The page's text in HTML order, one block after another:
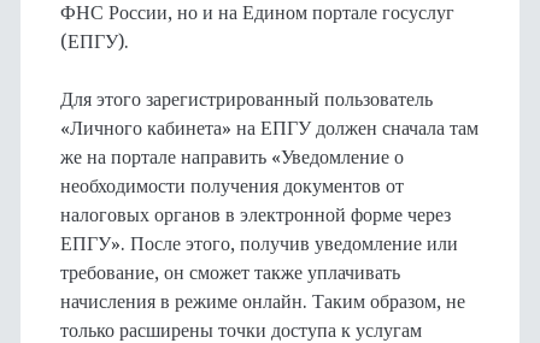
ФНС России, но и на Едином портале госуслуг
(ЕПГУ).
Для этого зарегистрированный пользователь
«Личного кабинета» на ЕПГУ должен сначала там
же на портале направить «Уведомление о
необходимости получения документов от
налоговых органов в электронной форме через
ЕПГУ». После этого, получив уведомление или
требование, он сможет также уплачивать
начисления в режиме онлайн. Таким образом, не
только расширены точки доступа к услугам